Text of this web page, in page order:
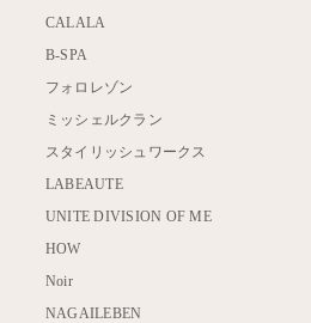
CALALA
B-SPA
フォロレゾン
ミッシェルクラン
スタイリッシュワークス
LABEAUTE
UNITE DIVISION OF ME
HOW
Noir
NAGAILEBEN